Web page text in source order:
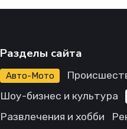
Разделы сайта
Авто-Мото
Шоу-бизнес и культура
Развлечения и хобби